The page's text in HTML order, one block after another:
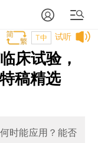
试听
T中
床试验，
稿精选
时能应用？能否